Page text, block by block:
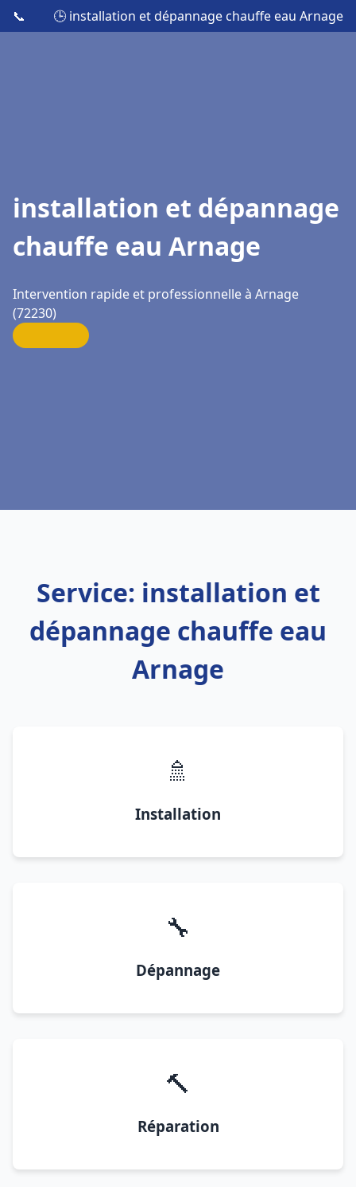
📞 🕒 installation et dépannage chauffe eau Arnage
installation et dépannage
chauffe eau Arnage
Intervention rapide et professionnelle à Arnage
(72230)
Service: installation et
dépannage chauffe eau
Arnage
🚿
Installation
🔧
Dépannage
🔨
Réparation